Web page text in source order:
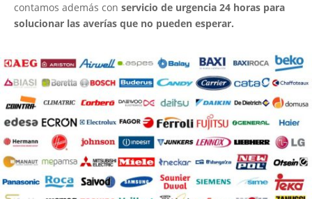
contamos además con servicio de urgencia 24 horas para
solucionar las averías que no pueden esperar.